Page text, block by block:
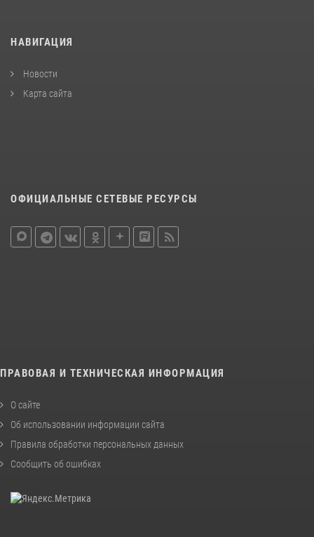
НАВИГАЦИЯ
Новости
Карта сайта
ОФИЦИАЛЬНЫЕ СЕТЕВЫЕ РЕСУРСЫ
ПРАВОВАЯ И ТЕХНИЧЕСКАЯ ИНФОРМАЦИЯ
О сайте
Об использовании информации сайта
Правила обработки персональных данных
Сообщить об ошибках